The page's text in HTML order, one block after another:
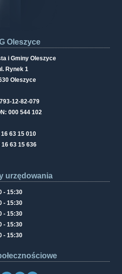
Oleszyce
i Gminy Oleszyce
Rynek 1
Oleszyce
12-82-079
000 544 102
63 15 010
63 15 636
urzędowania
- 15:30
- 15:30
- 15:30
- 15:30
- 15:30